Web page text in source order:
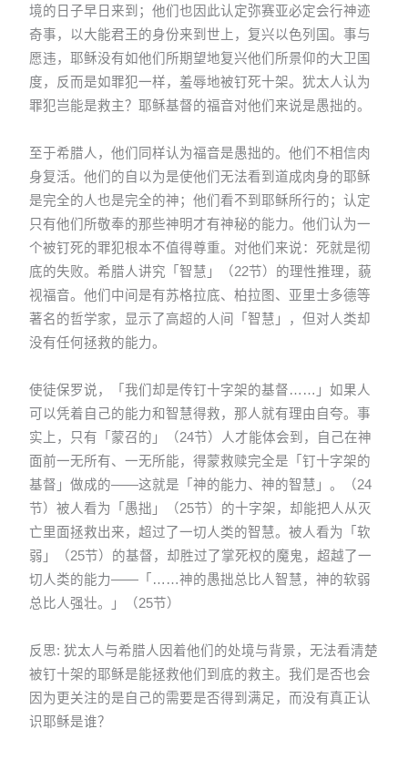
境的日子早日来到；他们也因此认定弥赛亚必定会行神迹
奇事，以大能君王的身份来到世上，复兴以色列国。事与
愿违，耶稣没有如他们所期望地复兴他们所景仰的大卫国
度，反而是如罪犯一样，羞辱地被钉死十架。犹太人认为
罪犯岂能是救主？耶稣基督的福音对他们来说是愚拙的。
至于希腊人，他们同样认为福音是愚拙的。他们不相信肉
身复活。他们的自以为是使他们无法看到道成肉身的耶稣
是完全的人也是完全的神；他们看不到耶稣所行的；认定
只有他们所敬奉的那些神明才有神秘的能力。他们认为一
个被钉死的罪犯根本不值得尊重。对他们来说：死就是彻
底的失败。希腊人讲究「智慧」（22节）的理性推理，藐
视福音。他们中间是有苏格拉底、柏拉图、亚里士多德等
著名的哲学家，显示了高超的人间「智慧」，但对人类却
没有任何拯救的能力。
使徒保罗说，「我们却是传钉十字架的基督……」如果人
可以凭着自己的能力和智慧得救，那人就有理由自夸。事
实上，只有「蒙召的」（24节）人才能体会到，自己在神
面前一无所有、一无所能，得蒙救赎完全是「钉十字架的
基督」做成的——这就是「神的能力、神的智慧」。（24
节）被人看为「愚拙」（25节）的十字架，却能把人从灭
亡里面拯救出来，超过了一切人类的智慧。被人看为「软
弱」（25节）的基督，却胜过了掌死权的魔鬼，超越了一
切人类的能力——「……神的愚拙总比人智慧，神的软弱
总比人强壮。」（25节）
反思: 犹太人与希腊人因着他们的处境与背景，无法看清楚
被钉十架的耶稣是能拯救他们到底的救主。我们是否也会
因为更关注的是自己的需要是否得到满足，而没有真正认
识耶稣是谁？